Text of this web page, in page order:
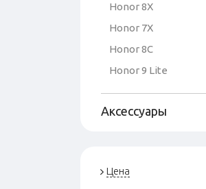
Honor 8X
Honor 7X
Honor 8C
Honor 9 Lite
Аксессуары
Цена